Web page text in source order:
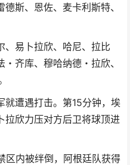
斯、恩佐、麦卡利斯特、
、易卜拉欣、哈尼、拉比
齐库、穆哈纳德・拉欣、
就遭遇打击。第15分钟，埃
拉欣力压对方后卫将球顶进
区内被绊倒，阿根廷队获得